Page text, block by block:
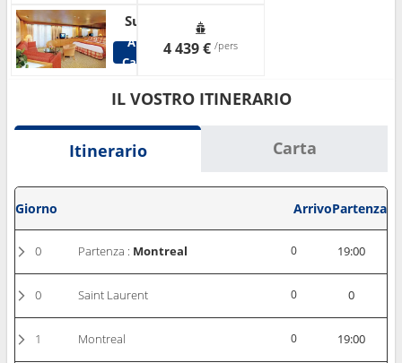
Suite
Altre
Cabine
4 439 € /pers
IL VOSTRO ITINERARIO
Itinerario Carta
Giorno ArrivoPartenza
0 Partenza : Montreal 0 19:00
0 Saint Laurent 0 0
1 Montreal 0 19:00